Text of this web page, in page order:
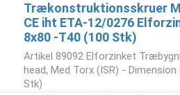
Trækonstruktionsskruer
CE iht ETA-12/0276
8x80 -T40 (100 Stk)
Artikel 89092 Elforzinket
head, Med Torx (ISR) -
Stk)